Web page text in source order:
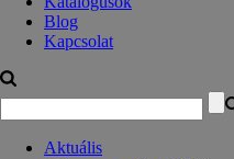
Blog
Kapcsolat
Aktuális